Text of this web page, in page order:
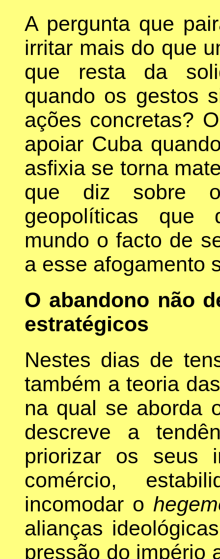
A pergunta que
irritar mais do que
que resta da
quando os gestos
ações concretas?
apoiar Cuba
asfixia se torna
que diz sobre
geopolíticas que
mundo o facto de
a esse afogamento
O abandono não
estratégicos
Nestes dias de
também a teoria
na qual se aborda
descreve a
priorizar os seus
comércio,
incomodar o
alianças
pressão do império